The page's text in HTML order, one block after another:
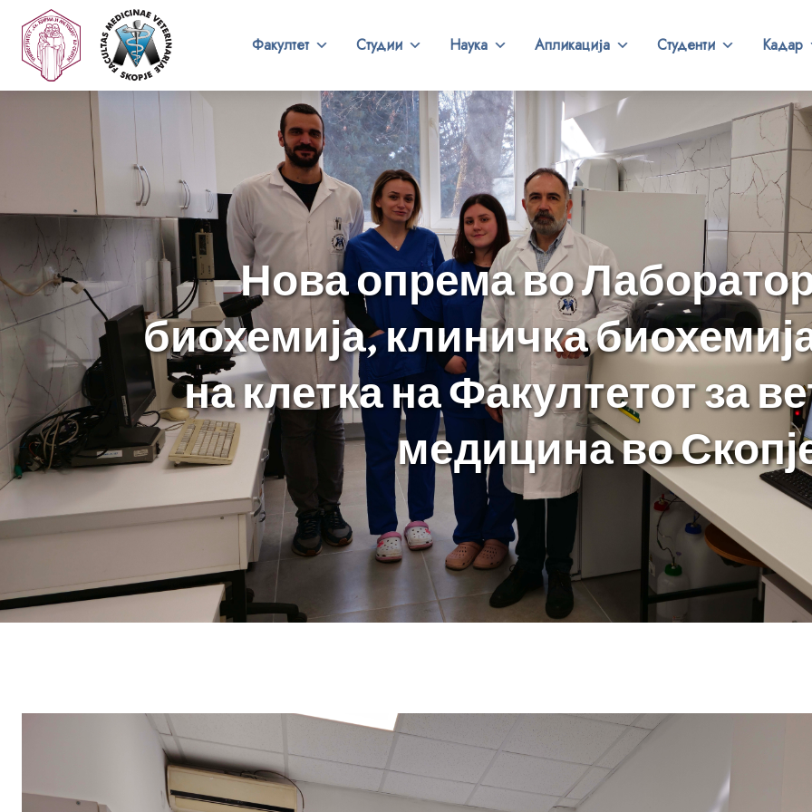
Факултет Студии Наука Апликација Студенти Кадар
Нова опрема во
биохемија, клиничка
на клетка на Факултетот за
медицина во